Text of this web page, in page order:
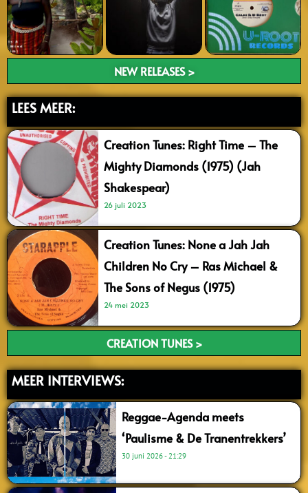
NEW RELEASES >
LEES MEER:
Creation Tunes: Right Time – The
Mighty Diamonds (1975) (Jah
Shakespear)
26 juli 2023
Creation Tunes: None a Jah Jah
Children No Cry – Ras Michael &
The Sons of Negus (1975)
24 mei 2023
CREATION TUNES >
MEER INTERVIEWS:
Reggae-Agenda meets
‘Paulisme & De Tranentrekkers’
30 juni 2026 21:29